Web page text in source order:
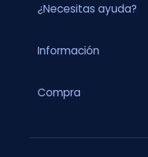
¿Necesitas ayuda?
Información
Compra